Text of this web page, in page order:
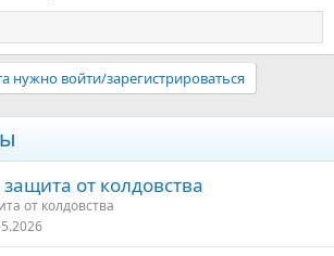
нужно войти/зарегистрироваться
от колдовства
от колдовства